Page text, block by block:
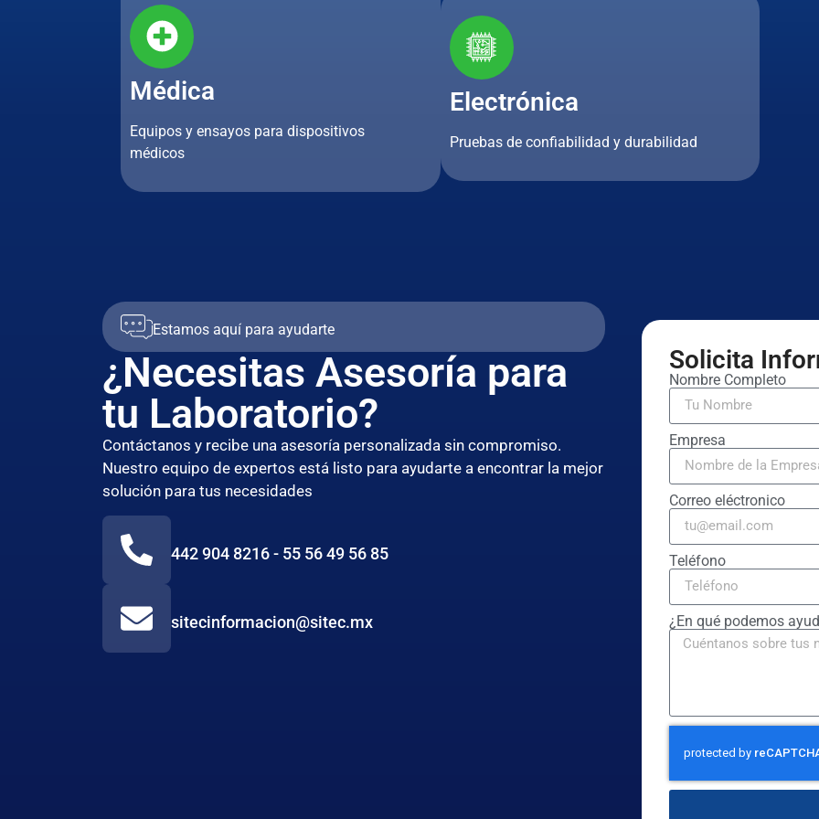
Médica
Equipos y ensayos para dispositivos
médicos
Electrónica
Pruebas de confiabilidad y durabilidad
Estamos aquí para ayudarte
¿Necesitas Asesoría para
tu Laboratorio?
Contáctanos y recibe una asesoría personalizada sin compromiso.
Nuestro equipo de expertos está listo para ayudarte a encontrar la mejor
solución para tus necesidades
442 904 8216 - 55 56 49 56 85
sitecinformacion@sitec.mx
Solicita
Nombre Completo
Empresa
Correo eléctronico
Teléfono
¿En qué podemos